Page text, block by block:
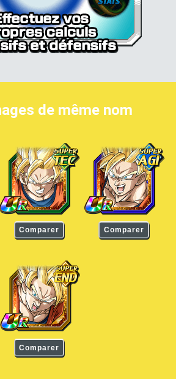
de même nom
2
Comparer
Son Goku Super Saiyan 2
Comparer
Son Goku Super
Comparer
Son Goku Super Saiyan 2